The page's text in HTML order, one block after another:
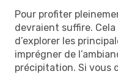
Pour profiter
devraient suffire.
d’explorer les
imprégner de
précipitation. Si vous